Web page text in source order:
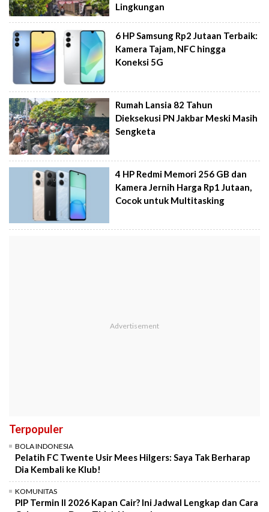
Lingkungan
6 HP Samsung Rp2 Jutaan Terbaik:
Kamera Tajam, NFC hingga
Koneksi 5G
Rumah Lansia 82 Tahun
Dieksekusi PN Jakbar Meski Masih
Sengketa
4 HP Redmi Memori 256 GB dan
Kamera Jernih Harga Rp1 Jutaan,
Cocok untuk Multitasking
Terpopuler
BOLA INDONESIA
Pelatih FC Twente Usir Mees Hilgers: Saya Tak Berharap
Dia Kembali ke Klub!
KOMUNITAS
PIP Termin II 2026 Kapan Cair? Ini Jadwal Lengkap dan Cara